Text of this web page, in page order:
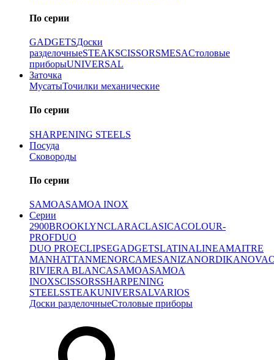
По серии
GADGETSДоски
разделочныеSTEAKSCISSORSMESAСтоловые
приборыUNIVERSAL
Заточка
МусатыТочилки механические
По серии
SHARPENING STEELS
Посуда
Сковороды
По серии
SAMOASAMOA INOX
Серии
2900BROOKLYNCLARACLASICACOLOUR-
PROFDUO
DUO PROECLIPSEGADGETSLATINALINEAMAITRE
MANHATTANMENORCAMESANIZANORDIKANOVA
RIVIERA BLANCASAMOASAMOA
INOXSCISSORSSHARPENING
STEELSSTEAKUNIVERSALVARIOS
Доски разделочныеСтоловые приборы